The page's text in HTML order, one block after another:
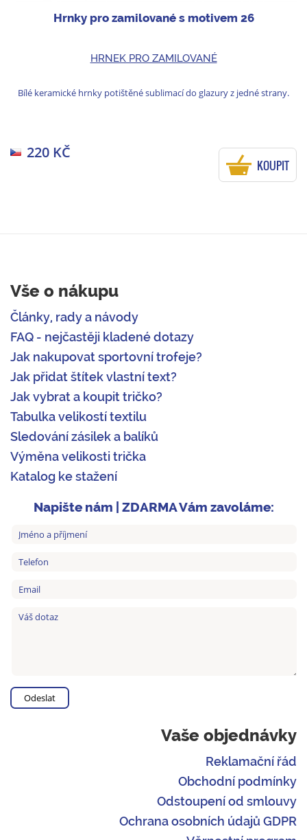
Hrnky pro zamilované s motivem 26
HRNEK PRO ZAMILOVANÉ
Bílé keramické hrnky potištěné sublimací do glazury z jedné strany.
220 KČ
KOUPIT
Vše o nákupu
Články, rady a návody
FAQ - nejčastěji kladené dotazy
Jak nakupovat sportovní trofeje?
Jak přidat štítek vlastní text?
Jak vybrat a koupit tričko?
Tabulka velikostí textilu
Sledování zásilek a balíků
Výměna velikosti trička
Katalog ke stažení
Napište nám | ZDARMA Vám zavoláme:
Vaše objednávky
Reklamační řád
Obchodní podmínky
Odstoupení od smlouvy
Ochrana osobních údajů GDPR